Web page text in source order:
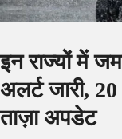
इन राज्यों में
अलर्ट जारी,
ताज़ा अपडेट